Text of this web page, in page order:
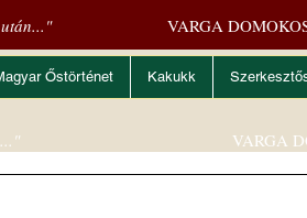
VARGA
Őstörténet Kakukk
VARGA